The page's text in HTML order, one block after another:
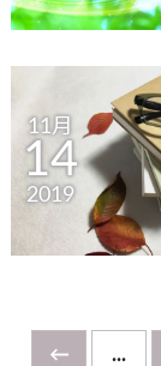
11月
14
2019
← ...